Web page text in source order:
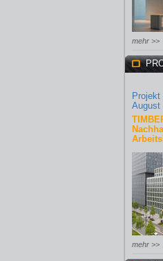
mehr >>
Projekt
August
mehr >>